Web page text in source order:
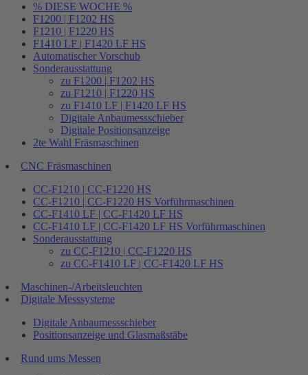
% DIESE WOCHE %
F1200 | F1202 HS
F1210 | F1220 HS
F1410 LF | F1420 LF HS
Automatischer Vorschub
Sonderausstattung
zu F1200 | F1202 HS
zu F1210 | F1220 HS
zu F1410 LF | F1420 LF HS
Digitale Anbaumessschieber
Digitale Positionsanzeige
2te Wahl Fräsmaschinen
CNC Fräsmaschinen
CC-F1210 | CC-F1220 HS
CC-F1210 | CC-F1220 HS Vorführmaschinen
CC-F1410 LF | CC-F1420 LF HS
CC-F1410 LF | CC-F1420 LF HS Vorführmaschinen
Sonderausstattung
zu CC-F1210 | CC-F1220 HS
zu CC-F1410 LF | CC-F1420 LF HS
Maschinen-/Arbeitsleuchten
Digitale Messsysteme
Digitale Anbaumessschieber
Positionsanzeige und Glasmaßstäbe
Rund ums Messen